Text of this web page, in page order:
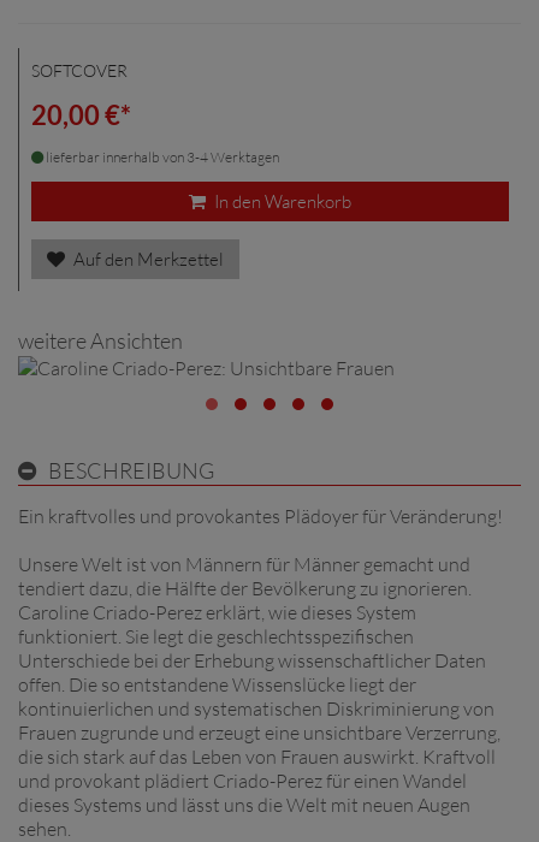
SOFTCOVER
20,00 €*
lieferbar innerhalb von 3-4 Werktagen
In den Warenkorb
Auf den Merkzettel
weitere Ansichten
BESCHREIBUNG
Ein kraftvolles und provokantes Plädoyer für Veränderung!
Unsere Welt ist von Männern für Männer gemacht und
tendiert dazu, die Hälfte der Bevölkerung zu ignorieren.
Caroline Criado-Perez erklärt, wie dieses System
funktioniert. Sie legt die geschlechtsspezifischen
Unterschiede bei der Erhebung wissenschaftlicher Daten
offen. Die so entstandene Wissenslücke liegt der
kontinuierlichen und systematischen Diskriminierung von
Frauen zugrunde und erzeugt eine unsichtbare Verzerrung,
die sich stark auf das Leben von Frauen auswirkt. Kraftvoll
und provokant plädiert Criado-Perez für einen Wandel
dieses Systems und lässt uns die Welt mit neuen Augen
sehen.